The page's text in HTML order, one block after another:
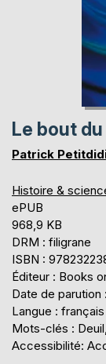
Le bout
Patrick
Histoire &
ePUB
968,9 KB
DRM : filigrane
ISBN :
Éditeur : Books
Date de parution
Langue : français
Mots-clés :
Accessibilité: